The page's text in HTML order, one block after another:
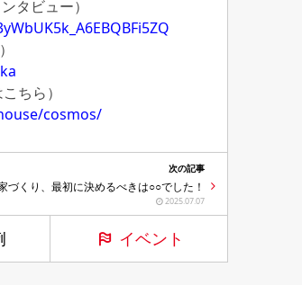
タビュー）
ちら）
cosmos/
次の記事
づくり、最初に決めるべきは○○でした！
2025.07.07
イベント